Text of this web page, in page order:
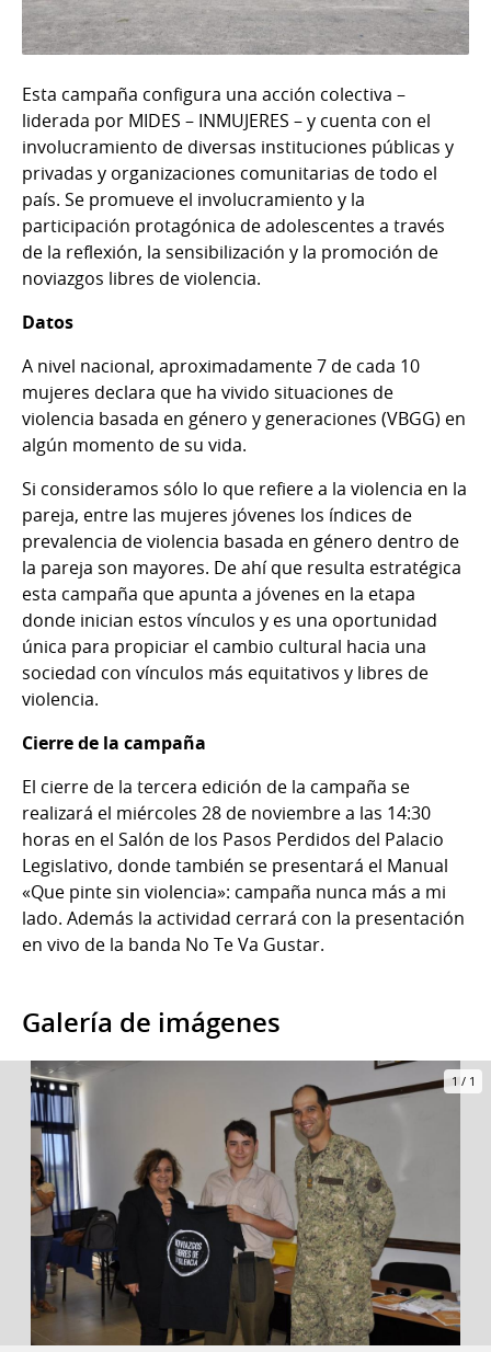
Esta campaña configura una acción colectiva –
liderada por MIDES – INMUJERES – y cuenta con el
involucramiento de diversas instituciones públicas y
privadas y organizaciones comunitarias de todo el
país. Se promueve el involucramiento y la
participación protagónica de adolescentes a través
de la reflexión, la sensibilización y la promoción de
noviazgos libres de violencia.
Datos
A nivel nacional, aproximadamente 7 de cada 10
mujeres declara que ha vivido situaciones de
violencia basada en género y generaciones (VBGG) en
algún momento de su vida.
Si consideramos sólo lo que refiere a la violencia en la
pareja, entre las mujeres jóvenes los índices de
prevalencia de violencia basada en género dentro de
la pareja son mayores. De ahí que resulta estratégica
esta campaña que apunta a jóvenes en la etapa
donde inician estos vínculos y es una oportunidad
única para propiciar el cambio cultural hacia una
sociedad con vínculos más equitativos y libres de
violencia.
Cierre de la campaña
El cierre de la tercera edición de la campaña se
realizará el miércoles 28 de noviembre a las 14:30
horas en el Salón de los Pasos Perdidos del Palacio
Legislativo, donde también se presentará el Manual
«Que pinte sin violencia»: campaña nunca más a mi
lado. Además la actividad cerrará con la presentación
en vivo de la banda No Te Va Gustar.
Galería de imágenes
1 / 1